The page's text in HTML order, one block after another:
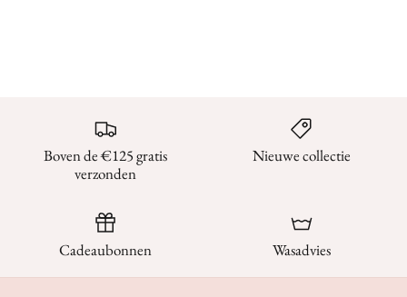
Boven de €125 gratis
verzonden
Nieuwe collectie
Cadeaubonnen Wasadvies